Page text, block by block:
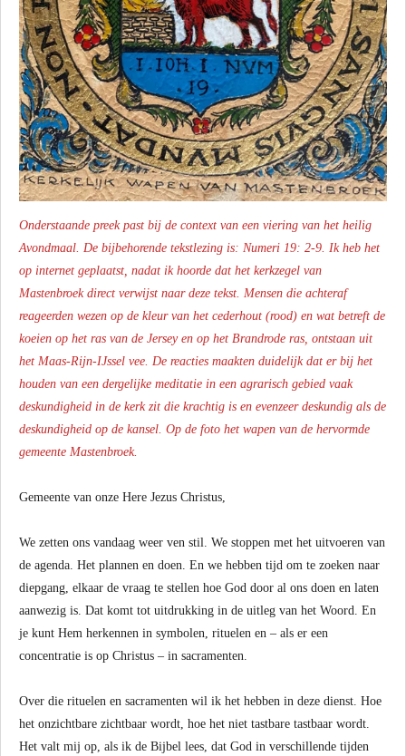
Onderstaande preek past bij de context van een viering van het heilig
Avondmaal. De bijbehorende tekstlezing is: Numeri 19: 2-9. Ik heb het
op internet geplaatst, nadat ik hoorde dat het kerkzegel van
Mastenbroek direct verwijst naar deze tekst. Mensen die achteraf
reageerden wezen op de kleur van het cederhout (rood) en wat betreft de
koeien op het ras van de Jersey en op het Brandrode ras, ontstaan uit
het Maas-Rijn-IJssel vee. De reacties maakten duidelijk dat er bij het
houden van een dergelijke meditatie in een agrarisch gebied vaak
deskundigheid in de kerk zit die krachtig is en evenzeer deskundig als de
deskundigheid op de kansel. Op de foto het wapen van de hervormde
gemeente Mastenbroek.
Gemeente van onze Here Jezus Christus,
We zetten ons vandaag weer ven stil. We stoppen met het uitvoeren van
de agenda. Het plannen en doen. En we hebben tijd om te zoeken naar
diepgang, elkaar de vraag te stellen hoe God door al ons doen en laten
aanwezig is. Dat komt tot uitdrukking in de uitleg van het Woord. En
je kunt Hem herkennen in symbolen, rituelen en – als er een
concentratie is op Christus – in sacramenten.
Over die rituelen en sacramenten wil ik het hebben in deze dienst. Hoe
het onzichtbare zichtbaar wordt, hoe het niet tastbare tastbaar wordt.
Het valt mij op, als ik de Bijbel lees, dat God in verschillende tijden